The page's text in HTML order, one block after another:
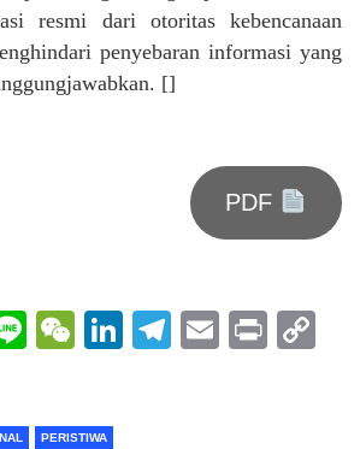
resmi dari otoritas kebencanaan
penyebaran informasi yang
[]
PDF
LineWeChat
LinkedIn
Telegram
Email
Print
PERISTIWA